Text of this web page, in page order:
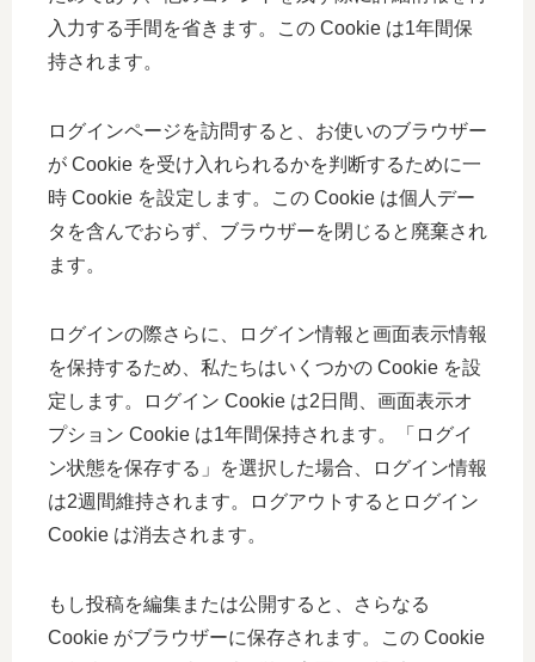
入力する手間を省きます。この Cookie は1年間保
持されます。
ログインページを訪問すると、お使いのブラウザー
が Cookie を受け入れられるかを判断するために一
時 Cookie を設定します。この Cookie は個人デー
タを含んでおらず、ブラウザーを閉じると廃棄され
ます。
ログインの際さらに、ログイン情報と画面表示情報
を保持するため、私たちはいくつかの Cookie を設
定します。ログイン Cookie は2日間、画面表示オ
プション Cookie は1年間保持されます。「ログイ
ン状態を保存する」を選択した場合、ログイン情報
は2週間維持されます。ログアウトするとログイン
Cookie は消去されます。
もし投稿を編集または公開すると、さらなる
Cookie がブラウザーに保存されます。この Cookie